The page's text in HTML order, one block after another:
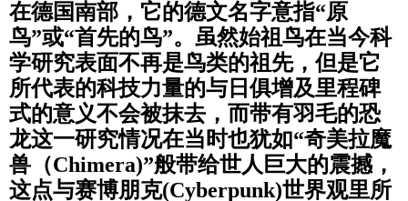
在德国南部，它的德文名字意指“原
鸟”或“首先的鸟”。 虽然始祖鸟在当今科
学研究表面不再是鸟类的祖先，但是它
所代表的科技力量的与日俱增及里程碑
式的意义不会被抹去，而带有羽毛的恐
龙这一研究情况在当时也犹如“奇美拉魔
兽（Chimera)”般带给世人巨大的震撼，
这点与赛博朋克(Cyberpunk)世界观里所